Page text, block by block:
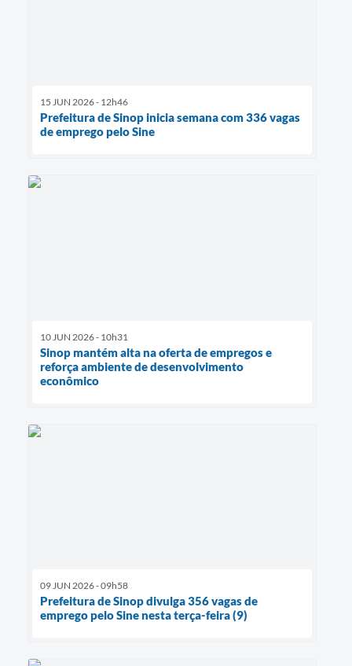
15 JUN 2026 - 12h46
Prefeitura de Sinop inicia semana com 336 vagas
de emprego pelo Sine
10 JUN 2026 - 10h31
Sinop mantém alta na oferta de empregos e
reforça ambiente de desenvolvimento
econômico
09 JUN 2026 - 09h58
Prefeitura de Sinop divulga 356 vagas de
emprego pelo Sine nesta terça-feira (9)